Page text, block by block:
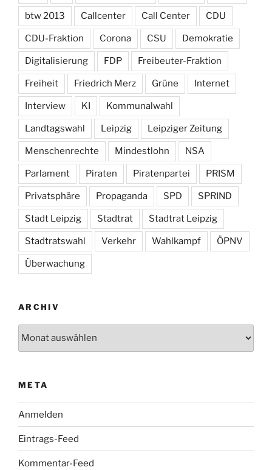
btw 2013 Callcenter Call Center CDU
CDU-Fraktion Corona CSU Demokratie
Digitalisierung FDP Freibeuter-Fraktion
Freiheit Friedrich Merz Grüne Internet
Interview KI Kommunalwahl
Landtagswahl Leipzig Leipziger Zeitung
Menschenrechte Mindestlohn NSA
Parlament Piraten Piratenpartei PRISM
Privatsphäre Propaganda SPD SPRIND
Stadt Leipzig Stadtrat Stadtrat Leipzig
Stadtratswahl Verkehr Wahlkampf ÖPNV
Überwachung
ARCHIV
META
Anmelden
Eintrags-Feed
Kommentar-Feed